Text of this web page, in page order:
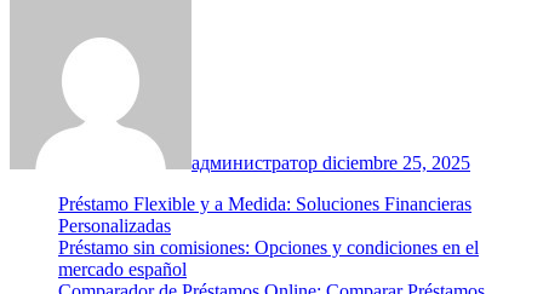
администратор diciembre 25, 2025
Préstamo Flexible y a Medida: Soluciones Financieras
Personalizadas
Préstamo sin comisiones: Opciones y condiciones en el
mercado español